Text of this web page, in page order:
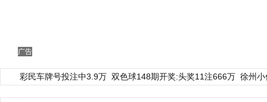
广告
彩民车牌号投注中3.9万 双色球148期开奖:头奖11注666万 徐州